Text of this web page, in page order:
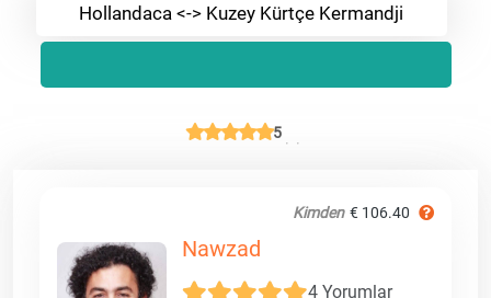
Hollandaca <-> Kuzey Kürtçe Kermandji
5
Kimden € 106.40
Nawzad
4 Yorumlar